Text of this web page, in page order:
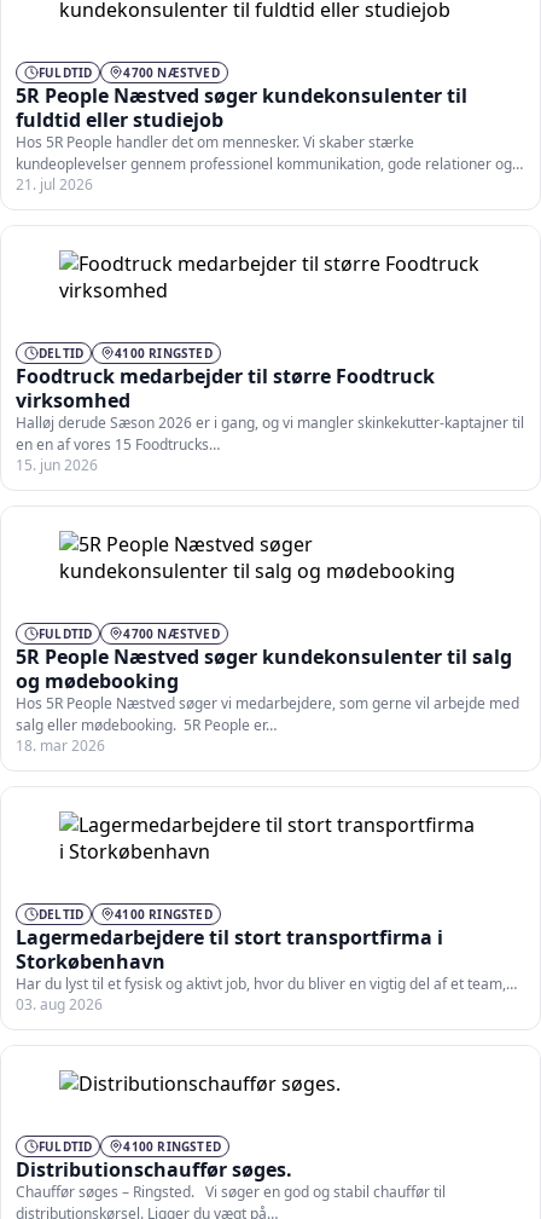
FULDTID 4700 NÆSTVED
5R People Næstved søger kundekonsulenter til
fuldtid eller studiejob
Hos 5R People handler det om mennesker. Vi skaber stærke
kundeoplevelser gennem professionel kommunikation, gode relationer og
medarbejdere,…
21. jul 2026
DELTID 4100 RINGSTED
Foodtruck medarbejder til større Foodtruck
virksomhed
Halløj derude Sæson 2026 er i gang, og vi mangler skinkekutter-kaptajner til
en en af vores 15 Foodtrucks…
15. jun 2026
FULDTID 4700 NÆSTVED
5R People Næstved søger kundekonsulenter til salg
og mødebooking
Hos 5R People Næstved søger vi medarbejdere, som gerne vil arbejde med
salg eller mødebooking. 5R People er…
18. mar 2026
DELTID 4100 RINGSTED
Lagermedarbejdere til stort transportfirma i
Storkøbenhavn
Har du lyst til et fysisk og aktivt job, hvor du bliver en vigtig del af et team,…
03. aug 2026
FULDTID 4100 RINGSTED
Distributionschauffør søges.
Chauffør søges – Ringsted. Vi søger en god og stabil chauffør til
distributionskørsel. Ligger du vægt på…